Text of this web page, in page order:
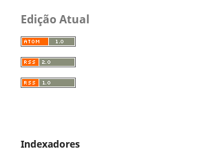
Edição Atual
Indexadores